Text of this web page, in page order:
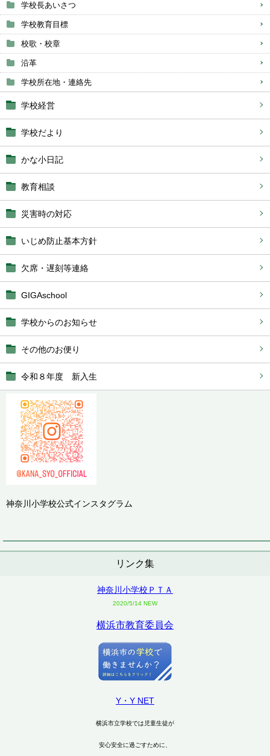
学校長あいさつ
学校教育目標
校歌・校章
沿革
学校所在地・連絡先
学校経営
学校だより
かな小日記
教育相談
災害時の対応
いじめ防止基本方針
欠席・遅刻等連絡
GIGAschool
学校からのお知らせ
その他のお便り
令和８年度 新入生
神奈川小学校公式インスタグラム
リンク集
神奈川小学校ＰＴＡ
2020/5/14 NEW
横浜市教育委員会
Y・Y NET
横浜市立学校では児童生徒が
安心安全に過ごすために、